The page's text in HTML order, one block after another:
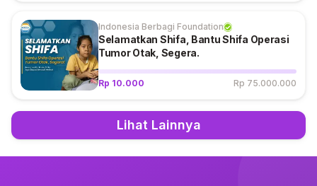
Indonesia Berbagi Foundation
Selamatkan Shifa, Bantu Shifa Operasi
Tumor Otak, Segera.
Rp 10.000 Rp 75.000.000
Lihat Lainnya